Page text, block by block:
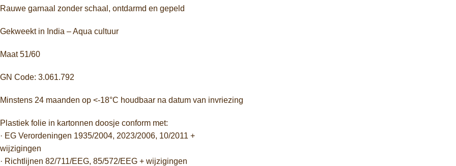
Rauwe garnaal zonder schaal, ontdarmd en gepeld
Gekweekt in India – Aqua cultuur
Maat 51/60
GN Code: 3.061.792
Minstens 24 maanden op <-18°C houdbaar na datum van invriezing
Plastiek folie in kartonnen doosje conform met:
· EG Verordeningen 1935/2004, 2023/2006, 10/2011 +
wijzigingen
· Richtlijnen 82/711/EEG, 85/572/EEG + wijzigingen